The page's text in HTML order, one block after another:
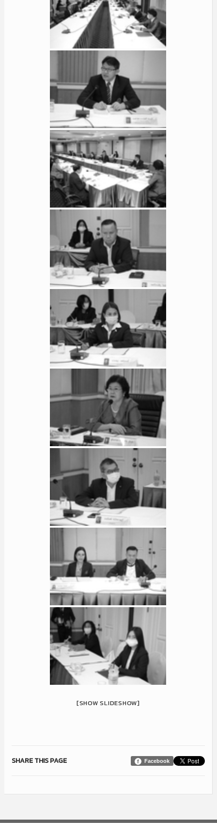
[SHOW SLIDESHOW]
Facebook
SHARE THIS PAGE